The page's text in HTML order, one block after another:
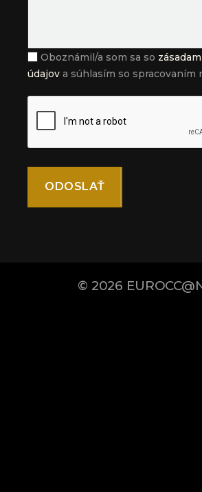
Oboznámil/a som sa so
údajov a súhlasím so spracovaním
© 2026